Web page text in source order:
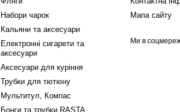
Набори чарок
Кальяни та аксесуари
Електронні сигарети та
аксесуари
Аксесуари для куріння
Трубки для тютюну
Мультитул, Компас
Бонги та трубки RASTA
Мапа сайту
Ми в